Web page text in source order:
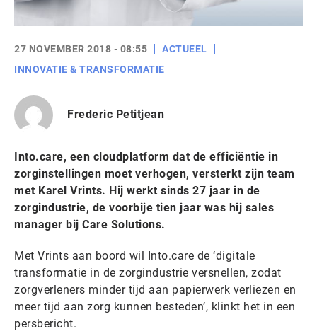
27 NOVEMBER 2018 - 08:55
ACTUEEL
INNOVATIE & TRANSFORMATIE
Frederic Petitjean
Into.care, een cloudplatform dat de efficiëntie in
zorginstellingen moet verhogen, versterkt zijn team
met Karel Vrints. Hij werkt sinds 27 jaar in de
zorgindustrie, de voorbije tien jaar was hij sales
manager bij Care Solutions.
Met Vrints aan boord wil Into.care de ‘digitale
transformatie in de zorgindustrie versnellen, zodat
zorgverleners minder tijd aan papierwerk verliezen en
meer tijd aan zorg kunnen besteden’, klinkt het in een
persbericht.